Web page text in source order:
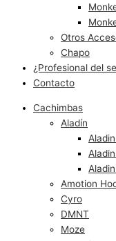
Otros
Chapo
¿Profesional del
Contacto
Cachimbas
Aladín
Amotion
Cyro
DMNT
Moze